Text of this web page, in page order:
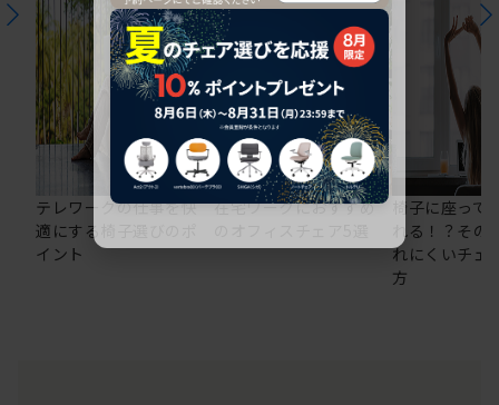
テレワークの仕事を快
適にする椅子選びのポ
イント
在宅ワークにおすすめ
椅子に座っ
れる！？その
れにくいチェ
方